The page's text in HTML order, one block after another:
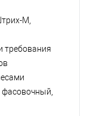
М,
требования